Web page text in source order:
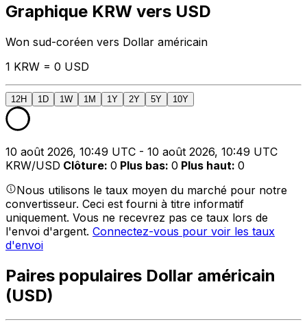
Graphique KRW vers USD
Won sud-coréen vers Dollar américain
1 KRW = 0 USD
12H 1D 1W 1M 1Y 2Y 5Y 10Y
10 août 2026, 10:49 UTC - 10 août 2026, 10:49 UTC
KRW/USD Clôture: 0 Plus bas: 0 Plus haut: 0
Nous utilisons le taux moyen du marché pour notre
convertisseur. Ceci est fourni à titre informatif
uniquement. Vous ne recevrez pas ce taux lors de
l'envoi d'argent. Connectez-vous pour voir les taux
d'envoi
Paires populaires Dollar américain
(USD)